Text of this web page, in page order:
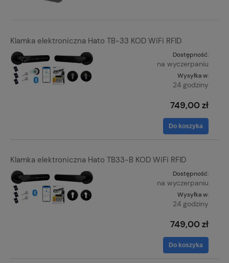
Klamka elektroniczna Hato TB-33 KOD WiFi RFID
Dostępność:
na wyczerpaniu
Wysyłka w:
24 godziny
749,00 zł
Do koszyka
Klamka elektroniczna Hato TB33-B KOD WiFi RFID
Dostępność:
na wyczerpaniu
Wysyłka w:
24 godziny
749,00 zł
Do koszyka